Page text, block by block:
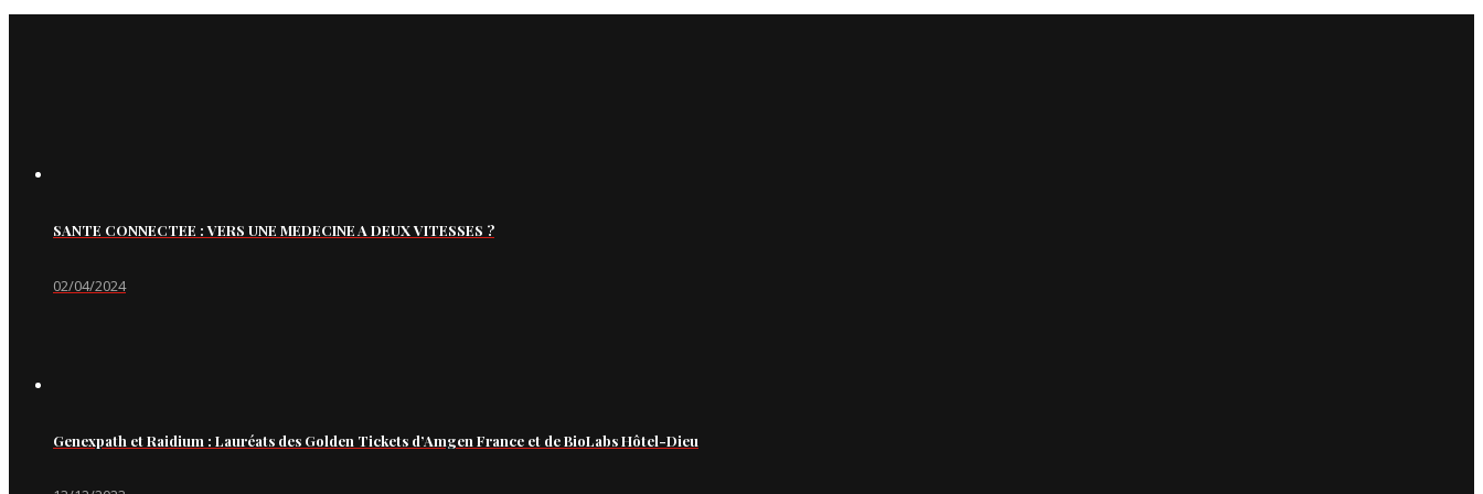
SANTE CONNECTEE : VERS UNE MEDECINE A DEUX VITESSES ?
02/04/2024
Genexpath et Raidium : Lauréats des Golden Tickets d’Amgen France et de BioLabs Hôtel-Dieu